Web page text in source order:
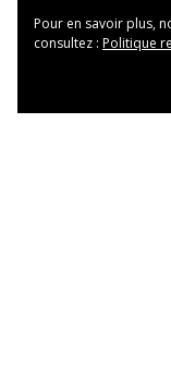
Pour en savoir plus,
consultez : Politique